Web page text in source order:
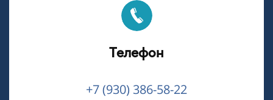
Телефон
+7 (930) 386-58-22